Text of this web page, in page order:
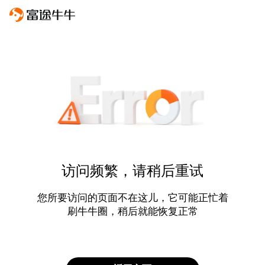
访问频繁，请稍后重试
您所要访问的页面不在这儿，它可能正忙着
刷牛牛圈，稍后就能恢复正常